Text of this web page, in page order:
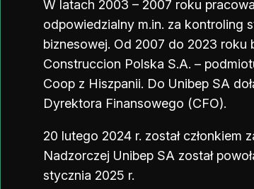
W latach 2003 – 2007 roku
odpowiedzialny m.in. za kontroling
biznesowej. Od 2007 do 2023 roku
Construccion Polska S.A. –
Coop z Hiszpanii. Do Unibep SA
Dyrektora Finansowego (CFO).
20 lutego 2024 r. został członkiem
Nadzorczej Unibep SA został
stycznia 2025 r.